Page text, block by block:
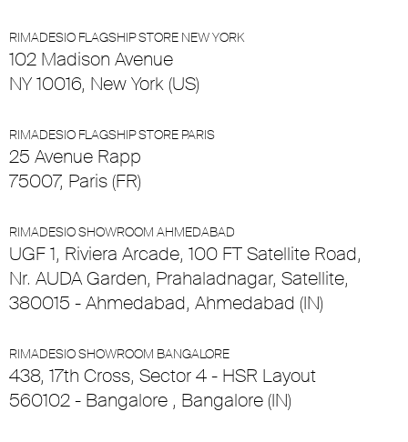
RIMADESIO FLAGSHIP STORE NEW YORK
102 Madison Avenue
NY 10016, New York (US)
RIMADESIO FLAGSHIP STORE PARIS
25 Avenue Rapp
75007, Paris (FR)
RIMADESIO SHOWROOM AHMEDABAD
UGF 1, Riviera Arcade, 100 FT Satellite Road,
Nr. AUDA Garden, Prahaladnagar, Satellite,
380015 - Ahmedabad, Ahmedabad (IN)
RIMADESIO SHOWROOM BANGALORE
438, 17th Cross, Sector 4 - HSR Layout
560102 - Bangalore , Bangalore (IN)